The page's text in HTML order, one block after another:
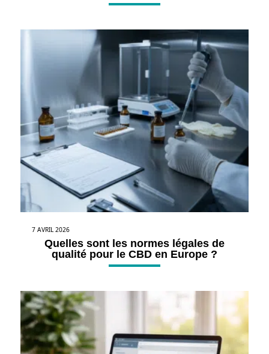
7 AVRIL 2026
Quelles sont les normes légales de
qualité pour le CBD en Europe ?